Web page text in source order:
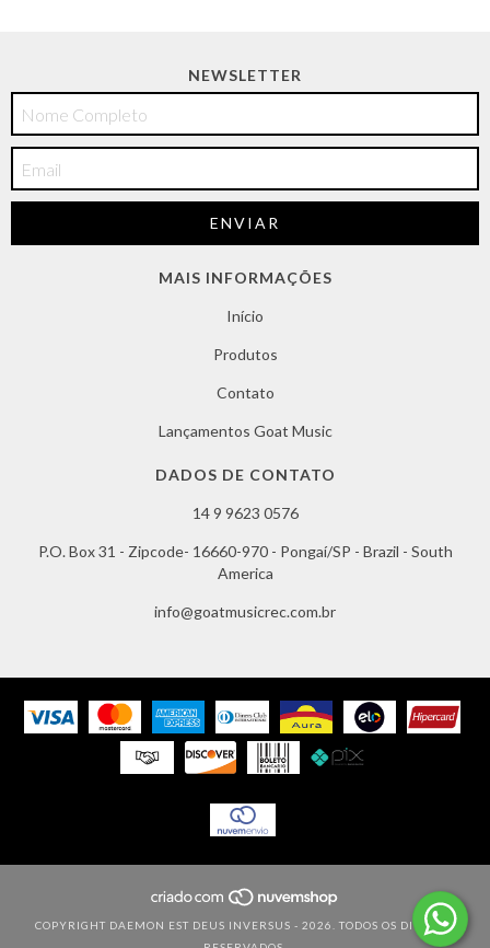
NEWSLETTER
MAIS INFORMAÇÕES
Início
Produtos
Contato
Lançamentos Goat Music
DADOS DE CONTATO
14 9 9623 0576
P.O. Box 31 - Zipcode- 16660-970 - Pongaí/SP - Brazil - South
America
info@goatmusicrec.com.br
COPYRIGHT DAEMON EST DEUS INVERSUS - 2026. TODOS OS DIREITOS